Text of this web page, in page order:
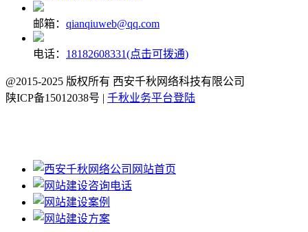
邮箱： qianqiuweb@qq.com
电话： 18182608331(点击可拨通)
@2015-2025 版权所有 西安千秋网络科技有限公司
陕ICP备15012038号 | 千秋业务平台登陆